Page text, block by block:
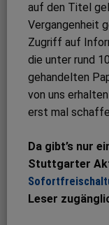
auf den Titel
Vergangenheit
Zugriff auf
die unter rund
gehandelten
von uns
erst mal
Da gibt’s nur
Stuttgarter
Leser